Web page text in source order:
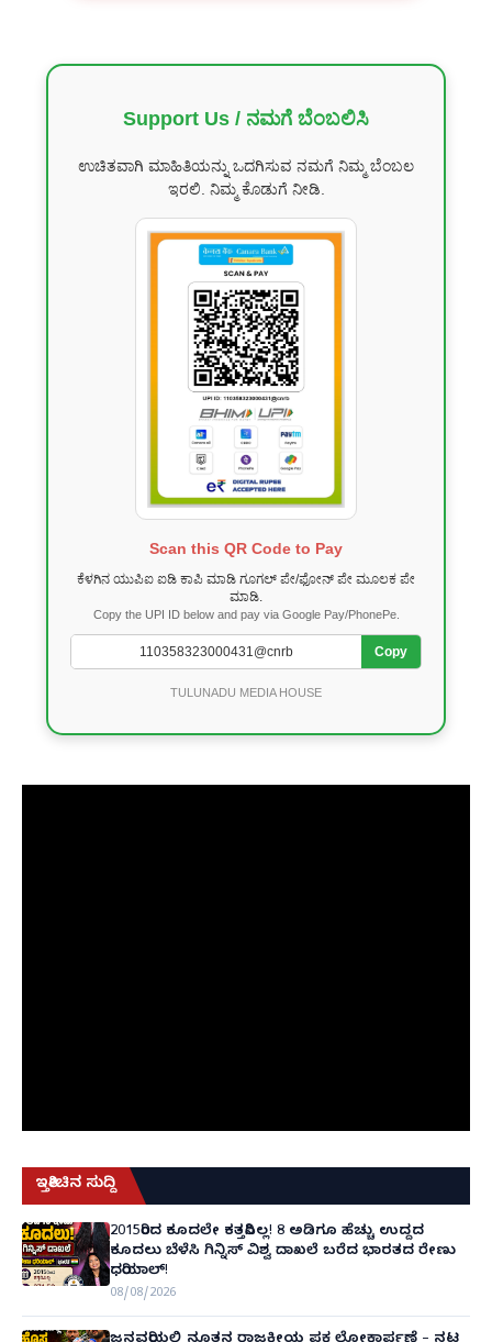
Support Us / ನಮಗೆ ಬೆಂಬಲಿಸಿ
ಉಚಿತವಾಗಿ ಮಾಹಿತಿಯನ್ನು ಒದಗಿಸುವ ನಮಗೆ ನಿಮ್ಮ ಬೆಂಬಲ
ಇರಲಿ. ನಿಮ್ಮ ಕೊಡುಗೆ ನೀಡಿ.
Scan this QR Code to Pay
ಕೆಳಗಿನ ಯುಪಿಐ ಐಡಿ ಕಾಪಿ ಮಾಡಿ ಗೂಗಲ್ ಪೇ/ಫೋನ್ ಪೇ ಮೂಲಕ ಪೇ
ಮಾಡಿ.
Copy the UPI ID below and pay via Google Pay/PhonePe.
Copy
TULUNADU MEDIA HOUSE
ಇತ್ತೀಚಿನ ಸುದ್ದಿ
2015ರಿಂದ ಕೂದಲೇ ಕತ್ತರಿಸಿಲ್ಲ! 8 ಅಡಿಗೂ ಹೆಚ್ಚು ಉದ್ದದ
ಕೂದಲು ಬೆಳೆಸಿ ಗಿನ್ನಿಸ್ ವಿಶ್ವ ದಾಖಲೆ ಬರೆದ ಭಾರತದ ರೇಣು
ಧರಿಯಾಲ್!
08/08/2026